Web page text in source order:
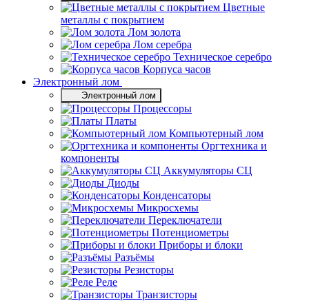
Цветные
металлы с покрытием
Лом золота
Лом серебра
Техническое серебро
Корпуса часов
Электронный лом
Электронный лом
Процессоры
Платы
Компьютерный лом
Оргтехника и
компоненты
Аккумуляторы СЦ
Диоды
Конденсаторы
Микросхемы
Переключатели
Потенциометры
Приборы и блоки
Разъёмы
Резисторы
Реле
Транзисторы